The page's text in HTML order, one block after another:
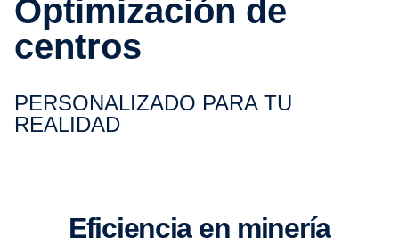
Optimi­za­ción de
centros
PERSO­NA­LI­ZADO PARA TU
REALIDAD
Eficiencia en minería